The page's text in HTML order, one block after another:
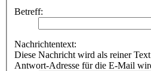
Betreff:
Nachrichtentext:
Diese Nachricht wird als reiner
Antwort-Adresse für die E-Mail